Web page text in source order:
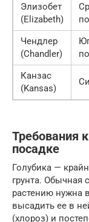
Элизобет
(Elizabeth)
Чендлер
(Chandler)
Канзас
(Kansas)
Требования
посадке
Голубика —
грунта. Обычная
растению нужна
высадить ее в
(хлороз) и